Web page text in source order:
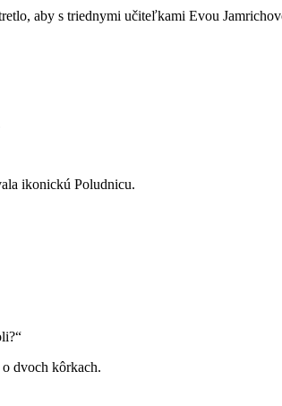
aby s triednymi učiteľkami Evou
ikonickú Poludnicu.
dvoch kôrkach.